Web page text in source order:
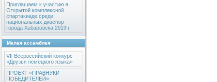
Приглашаем к участию в
Открытой комплексной
спартакиаде среди
национальных диаспор
города Хабаровска 2019 г.
Малая ассамблея
VII Всероссийский конкурс
«Друзья немецкого языка»
ПРОЕКТ «ПРАВНУКИ
ПОБЕДИТЕЛЕЙ»